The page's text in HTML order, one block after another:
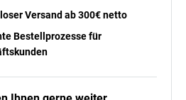
Versand ab 300€ netto
Bestellprozesse für